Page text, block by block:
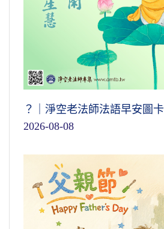
？｜淨空老法師法語早安圖卡
2026-08-08